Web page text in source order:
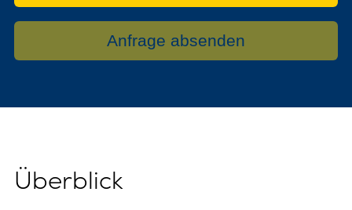
Anfrage absenden
Überblick